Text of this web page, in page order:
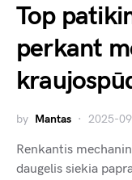
Top
perkant
by Mantas 2025-
Renkantis
daugelis siekia